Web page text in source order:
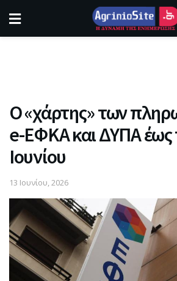
Ο «χάρτης» των
e-ΕΦΚΑ και ΔΥΠΑ έως
Ιουνίου
13 Ιουνίου, 2026